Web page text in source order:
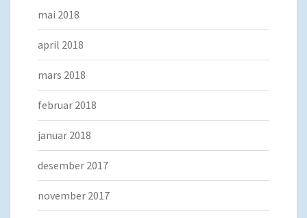
mai 2018
april 2018
mars 2018
februar 2018
januar 2018
desember 2017
november 2017